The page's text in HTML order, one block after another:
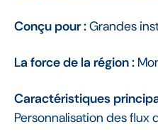
Conçu pour :Grandes
La force de la région :
Caractéristiques
Personnalisation des flux